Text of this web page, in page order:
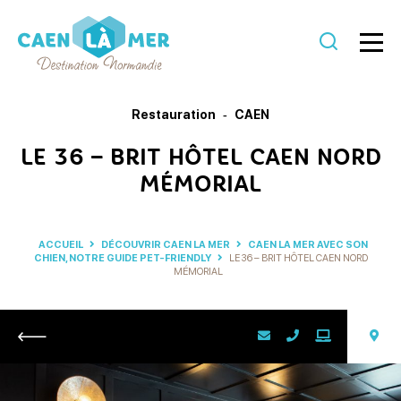
Tourisme
Restauration CAEN
LE 36 – BRIT HÔTEL CAEN NORD
MÉMORIAL
ACCUEIL DÉCOUVRIR CAEN LA MER
CAEN LA MER AVEC SON
CHIEN, NOTRE GUIDE PET-FRIENDLY
LE 36 – BRIT HÔTEL CAEN NORD
MÉMORIAL
Retour